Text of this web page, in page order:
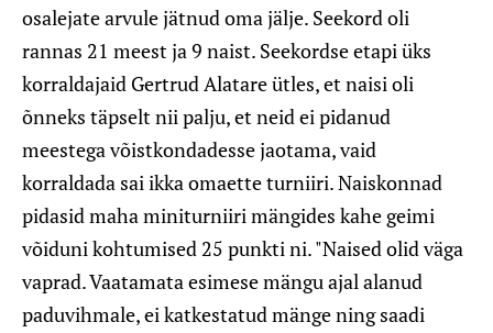
osalejate arvule jätnud oma jälje. Seekord oli
rannas 21 meest ja 9 naist. Seekordse etapi üks
korraldajaid Gertrud Alatare ütles, et naisi oli
õnneks täpselt nii palju, et neid ei pidanud
meestega võistkondadesse jaotama, vaid
korraldada sai ikka omaette turniiri. Naiskonnad
pidasid maha miniturniiri mängides kahe geimi
võiduni kohtumised 25 punkti ni. "Naised olid väga
vaprad. Vaatamata esimese mängu ajal alanud
paduvihmale, ei katkestatud mänge ning saadi